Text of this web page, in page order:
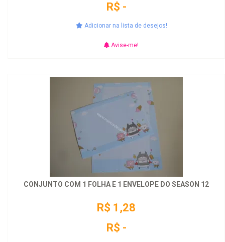
R$ -
Adicionar na lista de desejos!
Avise-me!
CONJUNTO COM 1 FOLHA E 1 ENVELOPE DO SEASON 12
R$ 1,28
R$ -